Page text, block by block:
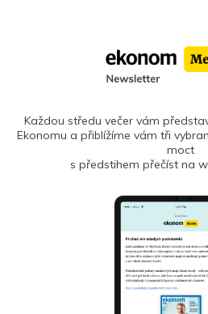
Každou středu večer vám
Ekonomu a přiblížíme vám tři
moct
s předstihem přečíst na